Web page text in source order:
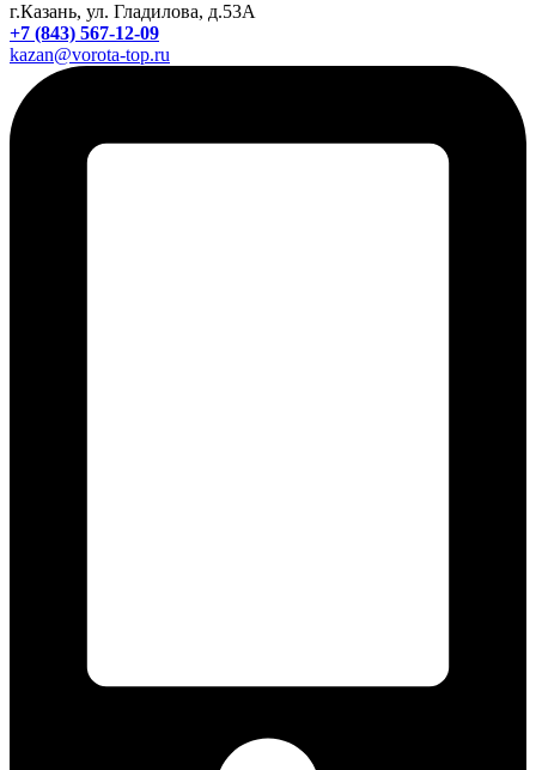
г.Казань, ул. Гладилова, д.53А
+7 (843) 567-12-09
kazan@vorota-top.ru